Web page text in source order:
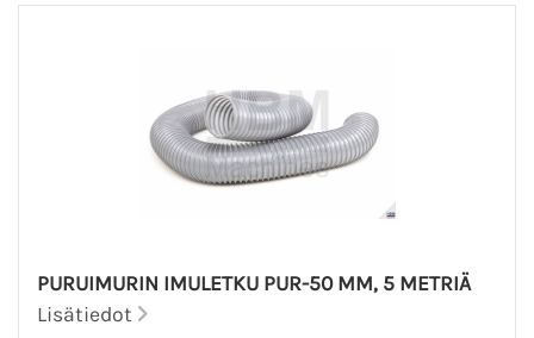
PURUIMURIN IMULETKU PUR-50 MM, 5 METRIÄ
Lisätiedot